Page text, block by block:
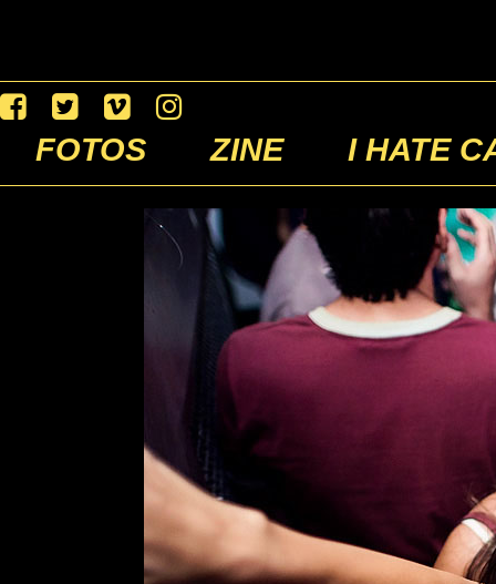
FOTOS ZINE I HATE